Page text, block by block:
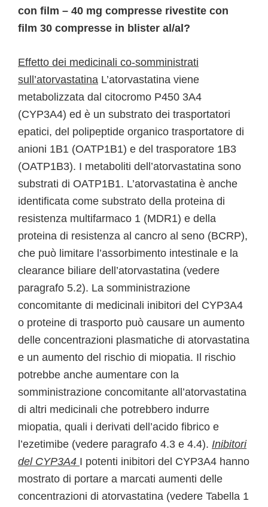
con film – 40 mg compresse rivestite con
film 30 compresse in blister al/al?
Effetto dei medicinali co-somministrati
sull’atorvastatina L’atorvastatina viene
metabolizzata dal citocromo P450 3A4
(CYP3A4) ed è un substrato dei trasportatori
epatici, del polipeptide organico trasportatore di
anioni 1B1 (OATP1B1) e del trasporatore 1B3
(OATP1B3). I metaboliti dell’atorvastatina sono
substrati di OATP1B1. L’atorvastatina è anche
identificata come substrato della proteina di
resistenza multifarmaco 1 (MDR1) e della
proteina di resistenza al cancro al seno (BCRP),
che può limitare l’assorbimento intestinale e la
clearance biliare dell’atorvastatina (vedere
paragrafo 5.2). La somministrazione
concomitante di medicinali inibitori del CYP3A4
o proteine di trasporto può causare un aumento
delle concentrazioni plasmatiche di atorvastatina
e un aumento del rischio di miopatia. Il rischio
potrebbe anche aumentare con la
somministrazione concomitante all’atorvastatina
di altri medicinali che potrebbero indurre
miopatia, quali i derivati dell’acido fibrico e
l’ezetimibe (vedere paragrafo 4.3 e 4.4). Inibitori
del CYP3A4 I potenti inibitori del CYP3A4 hanno
mostrato di portare a marcati aumenti delle
concentrazioni di atorvastatina (vedere Tabella 1